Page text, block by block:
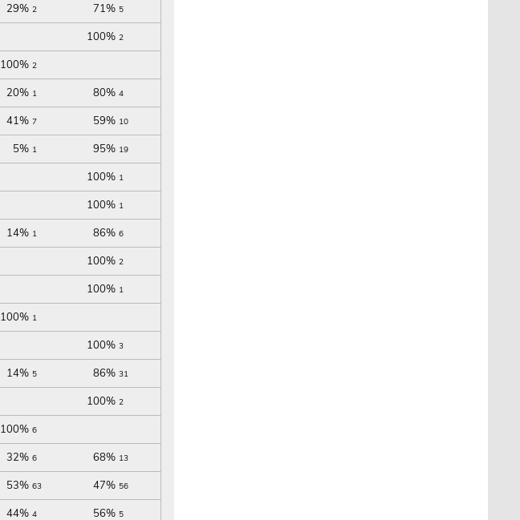
29% 2 71% 5
100% 2
100% 2
20% 1 80% 4
41% 7 59% 10
5% 1 95% 19
100% 1
100% 1
14% 1 86% 6
100% 2
100% 1
100% 1
100% 3
14% 5 86% 31
100% 2
100% 6
32% 6 68% 13
53% 63 47% 56
44% 4 56% 5